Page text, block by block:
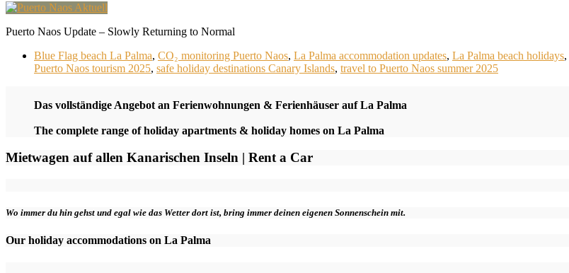
Puerto Naos Update – Slowly Returning to Normal
Blue Flag beach La Palma, CO₂ monitoring Puerto Naos, La Palma accommodation updates, La Palma beach holidays,
Puerto Naos tourism 2025, safe holiday destinations Canary Islands, travel to Puerto Naos summer 2025
Das vollständige Angebot an Ferienwohnungen & Ferienhäuser auf La Palma
The complete range of holiday apartments & holiday homes on La Palma
Mietwagen auf allen Kanarischen Inseln | Rent a Car
Wo immer du hin gehst und egal wie das Wetter dort ist, bring immer deinen eigenen Sonnenschein mit.
Our holiday accommodations on La Palma